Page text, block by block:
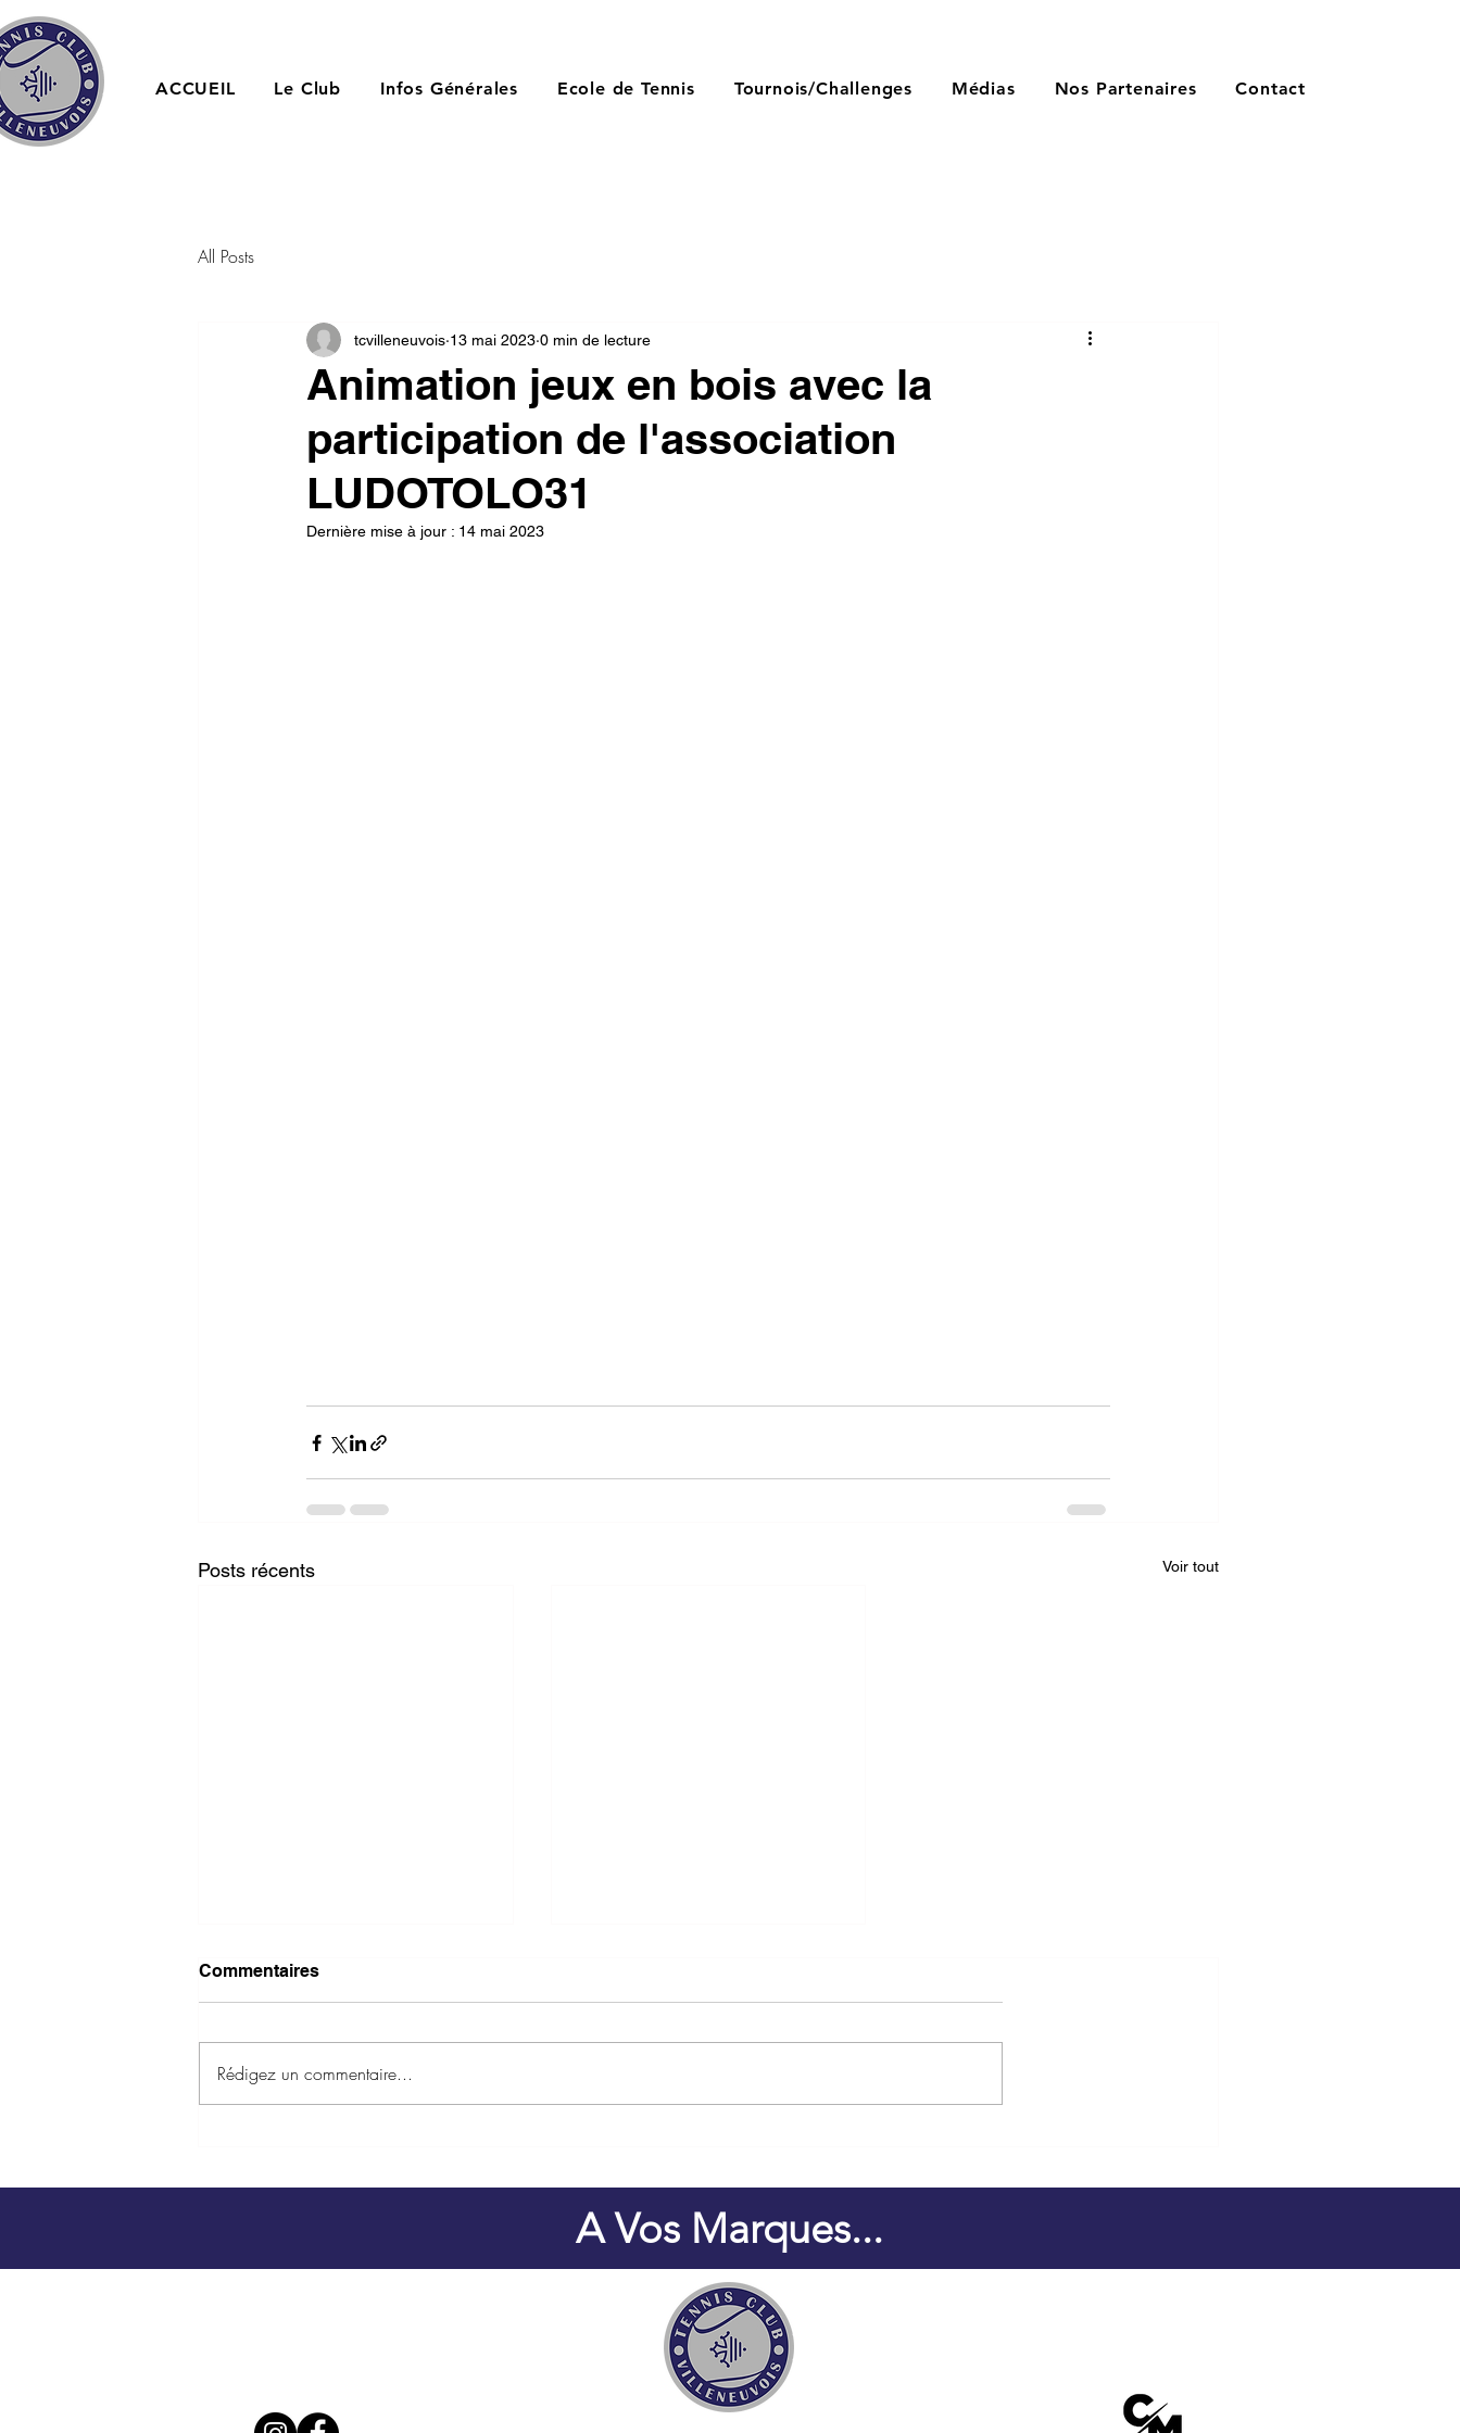
ACCUEIL Le Club Infos Générales Ecole de Tennis Tournois/Challenges Médias Nos Partenaires Contact
All Posts
Animation jeux en bois avec la
participation de l'association
LUDOTOLO31
tcvilleneuvois 13 mai 2023 0 min de lecture
Dernière mise à jour : 14 mai 2023
Posts récents Voir tout
Fête du Club 2026
Commentaires
Rédigez un commentaire...
A Vos Marques...